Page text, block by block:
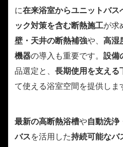
に在来浴室からユニットバス
ック対策を含む断熱施工が求
壁・天井の断熱補強や、 高湿
機器の導入も重要です。 設備
品選定と、 長期使用を支える
て使える浴室空間を提供しま
最新の高断熱浴槽や自動洗浄
バスを活用した持続可能なバ